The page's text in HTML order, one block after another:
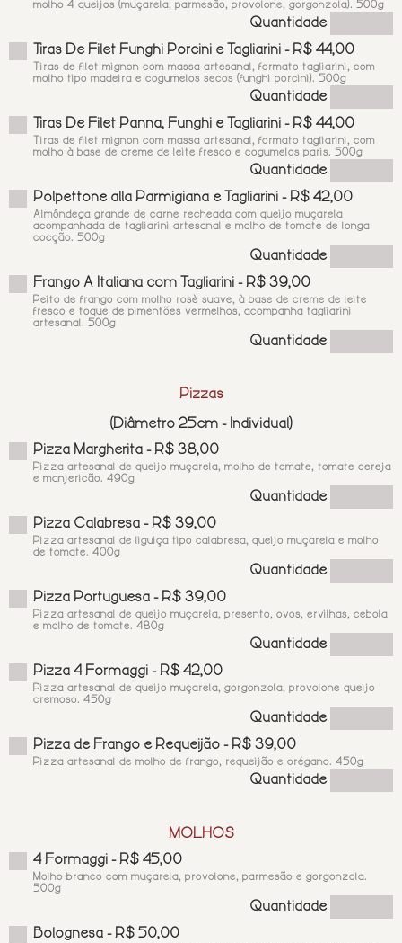
Quantidade
molho 4 queijos (muçarela, parmesão, provolone, gorgonzola). 500g
Tiras De Filet Funghi Porcini e Tagliarini - R$ 44,00
Quantidade
Tiras de filet mignon com massa artesanal, formato tagliarini, com
molho tipo madeira e cogumelos secos (funghi porcini). 500g
Tiras De Filet Panna, Funghi e Tagliarini - R$ 44,00
Quantidade
Tiras de filet mignon com massa artesanal, formato tagliarini, com
molho à base de creme de leite fresco e cogumelos paris. 500g
Polpettone alla Parmigiana e Tagliarini - R$ 42,00
Quantidade
Almôndega grande de carne recheada com queijo muçarela
acompanhada de tagliarini artesanal e molho de tomate de longa
cocção. 500g
Frango A Italiana com Tagliarini - R$ 39,00
Quantidade
Peito de frango com molho rosè suave, à base de creme de leite
fresco e toque de pimentões vermelhos, acompanha tagliarini
artesanal. 500g
Pizzas
(Diâmetro 25cm - Individual)
Pizza Margherita - R$ 38,00
Quantidade
Pizza artesanal de queijo muçarela, molho de tomate, tomate cereja
e manjericão. 490g
Pizza Calabresa - R$ 39,00
Quantidade
Pizza artesanal de liguiça tipo calabresa, queijo muçarela e molho
de tomate. 400g
Pizza Portuguesa - R$ 39,00
Quantidade
Pizza artesanal de queijo muçarela, presento, ovos, ervilhas, cebola
e molho de tomate. 480g
Pizza 4 Formaggi - R$ 42,00
Quantidade
Pizza artesanal de queijo muçarela, gorgonzola, provolone queijo
cremoso. 450g
Pizza de Frango e Requeijão - R$ 39,00
Quantidade
Pizza artesanal de molho de frango, requeijão e orégano. 450g
MOLHOS
4 Formaggi - R$ 45,00
Quantidade
Molho branco com muçarela, provolone, parmesão e gorgonzola.
500g
Bolognesa - R$ 50,00